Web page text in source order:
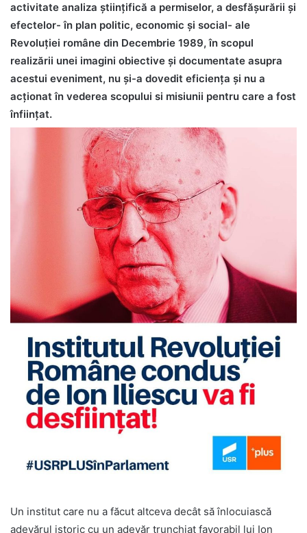
activitate analiza științifică a permiselor, a desfășurării și
efectelor- în plan politic, economic și social- ale
Revoluției române din Decembrie 1989, în scopul
realizării unei imagini obiective și documentate asupra
acestui eveniment, nu și-a dovedit eficiența și nu a
acționat în vederea scopului si misiunii pentru care a fost
înființat.
Un institut care nu a făcut altceva decât să înlocuiască
adevărul istoric cu un adevăr trunchiat favorabil lui Ion